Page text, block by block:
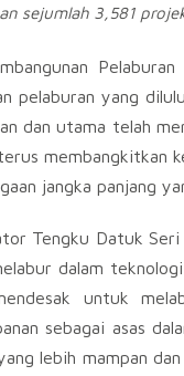
sejumlah 3,581
pelaburan yang
dan utama telah
membangkitkan
jangka panjang
Tengku Datuk
dalam
untuk
sebagai asas
lebih mampan